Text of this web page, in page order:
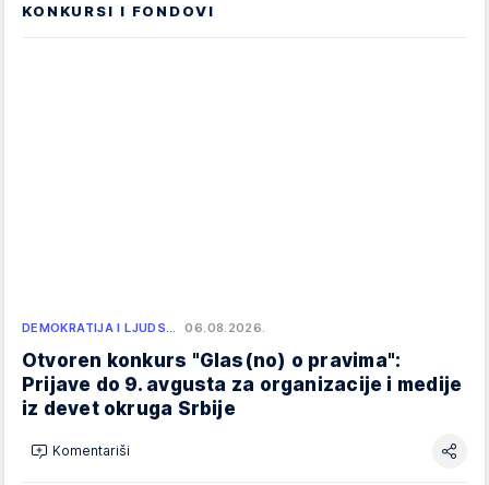
KONKURSI I FONDOVI
DEMOKRATIJA I LJUDS… 06.08.2026.
Otvoren konkurs "Glas(no) o pravima":
Prijave do 9. avgusta za organizacije i medije
iz devet okruga Srbije
Komentariši